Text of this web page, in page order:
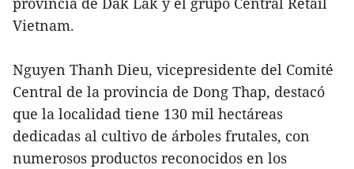
Vietnam.
Nguyen Thanh Dieu, vicepresidente del Comité
Central de la provincia de Dong Thap, destacó
que la localidad tiene 130 mil hectáreas
dedicadas al cultivo de árboles frutales, con
numerosos productos reconocidos en los